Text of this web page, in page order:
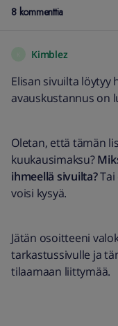
8 kommenttia
Kimblez
Elisan sivuilta
avauskustannus on
Oletan, että tämän
kuukausimaksu?
ihmeellä sivuilta?
voisi kysyä.
Jätän osoitteeni
tarkastussivulle ja
tilaamaan liittymää.